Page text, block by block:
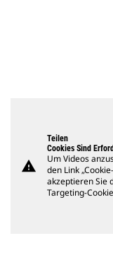
warning
Teilen
Cookies Sind
Um Videos
den Link
akzeptieren Sie
Targeting-